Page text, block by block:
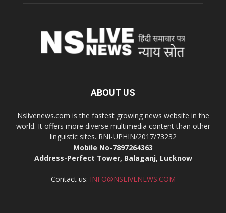
ABOUT US
Nslivenews.com is the fastest growing news website in the
world. It offers more diverse multimedia content than other
linguistic sites. RNI-UPHIN/2017/73232
Mobile No-7897264363
Address-Perfect Tower, Balaganj, Lucknow
Contact us: INFO@NSLIVENEWS.COM